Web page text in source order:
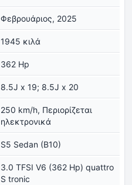
Φεβρουάριος, 2025
1945 κιλά
362 Hp
8.5J x 19; 8.5J x 20
250 km/h, Περιορίζεται
ηλεκτρονικά
S5 Sedan (B10)
3.0 TFSI V6 (362 Hp) quattro
S tronic